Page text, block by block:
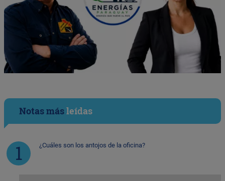
Notas másleídas
¿Cuáles son los antojos de la oficina?